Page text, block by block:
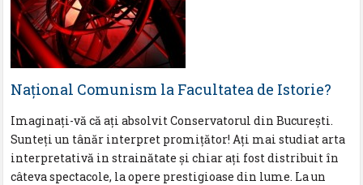
Naţional Comunism la Facultatea de Istorie?
Imaginaţi-vă că aţi absolvit Conservatorul din Bucureşti.
Sunteţi un tânăr interpret promiţător! Aţi mai studiat arta
interpretativă in strainătate și chiar aţi fost distribuit în
câteva spectacole, la opere prestigioase din lume. La un